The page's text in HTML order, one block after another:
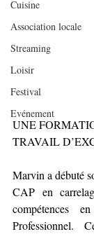
Cuisine
Association locale
Streaming
Loisir
Festival
Evénement
UNE
TRAVAIL
Marvin a débuté
CAP en
compétences
Professionnel.